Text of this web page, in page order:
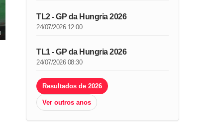
TL2 - GP da Hungria 2026
24/07/2026 12:00
TL1 - GP da Hungria 2026
24/07/2026 08:30
Resultados de 2026
Ver outros anos